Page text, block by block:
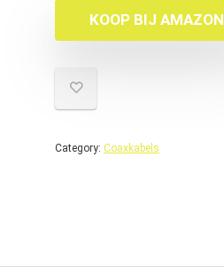
KOOP BIJ AMAZON
Category: Coaxkabels